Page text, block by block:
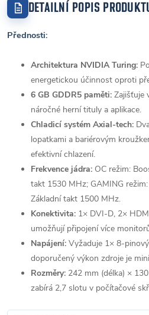
DETAILNÍ POPIS
Přednosti:
Architektura NVIDIA Turing:
energetickou účinnost oproti
6 GB GDDR5 paměti: Zajišťuje
náročné herní tituly a aplikace.
Chladicí systém Axial-tech:
lopatkami a bariérovým
efektivní chlazení.
Frekvence jádra: OC režim:
takt 1530 MHz; GAMING
Základní takt 1500 MHz.
Konektivita: 1× DVI-D, 2×
umožňují připojení více
Napájení: Vyžaduje 1× 8-
doporučený výkon zdroje je
Rozměry: 242 mm (délka) ×
zabírá 2,7 slotu v počítačové